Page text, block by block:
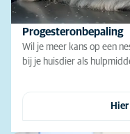
Progesteronbepaling
Wil je meer kans op een
bij je huisdier als